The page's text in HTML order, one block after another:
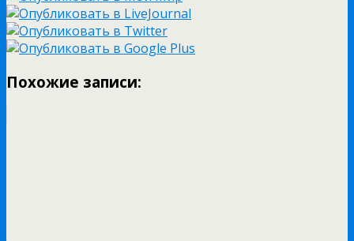
Похожие записи: